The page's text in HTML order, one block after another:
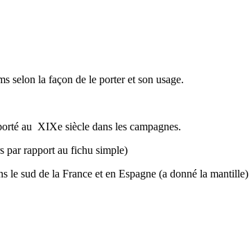
selon la façon de le porter et son usage.
au XIXe siècle dans les campagnes.
par rapport au fichu simple)
le sud de la France et en Espagne (a donné la mantille)